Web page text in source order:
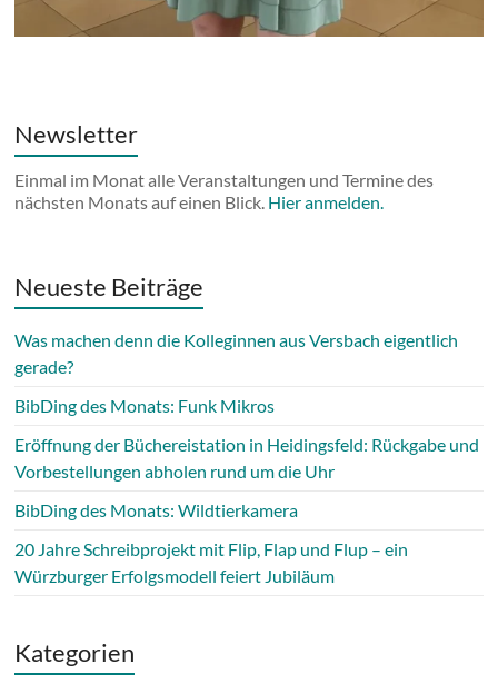
Newsletter
Einmal im Monat alle Veranstaltungen und Termine des
nächsten Monats auf einen Blick. Hier anmelden.
Neueste Beiträge
Was machen denn die Kolleginnen aus Versbach eigentlich
gerade?
BibDing des Monats: Funk Mikros
Eröffnung der Büchereistation in Heidingsfeld: Rückgabe und
Vorbestellungen abholen rund um die Uhr
BibDing des Monats: Wildtierkamera
20 Jahre Schreibprojekt mit Flip, Flap und Flup – ein
Würzburger Erfolgsmodell feiert Jubiläum
Kategorien